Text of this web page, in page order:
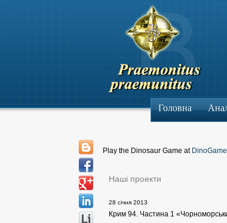
Головна
Play the Dinosaur Game at
Наші проекти
28 січня 2013
Крим 94. Частина 1